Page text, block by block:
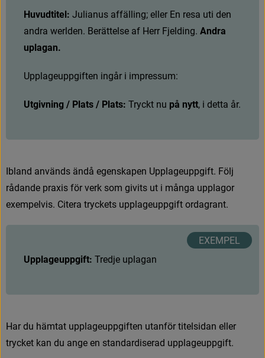
Huvudtitel: Julianus affälling; eller En resa uti den
andra werlden. Berättelse af Herr Fjelding. Andra
uplagan.
Upplageuppgiften ingår i impressum:
Utgivning / Plats / Plats: Tryckt nu på nytt, i detta år.
Ibland används ändå egenskapen Upplageuppgift. Följ
rådande praxis för verk som givits ut i många upplagor
exempelvis. Citera tryckets upplageuppgift ordagrant.
Upplageuppgift: Tredje uplagan
Har du hämtat upplageuppgiften utanför titelsidan eller
trycket kan du ange en standardiserad upplageuppgift.